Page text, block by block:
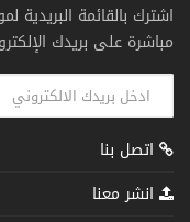
اشترك بالقائمة
مباشرة على بريدك
اتصل بنا
انشر معنا